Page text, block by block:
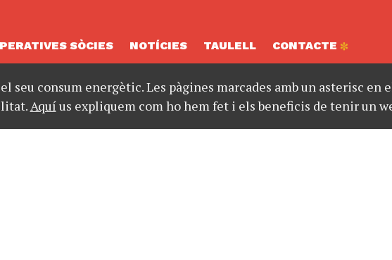
SÒCIES NOTÍCIES TAULELL CONTACTE
consum energètic. Les pàgines marcades amb un asterisc en
Aquíus expliquem com ho hem fet i els beneficis de tenir un